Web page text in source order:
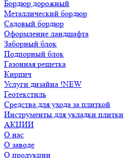
Бордюр дорожный
Металлический бордюр
Садовый бордюр
Оформление ландшафта
Заборный блок
Подпорный блок
Газонная решетка
Кирпич
Услуги дизайна !NEW
Геотекстиль
Средства для ухода за плиткой
Инструменты для укладки плитки
АКЦИИ
О нас
О заводе
О продукции